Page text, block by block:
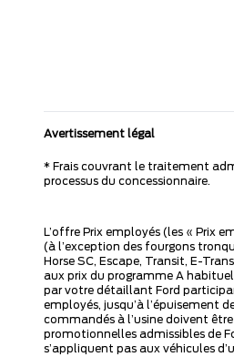
Avertissement légal
* Frais couvrant le traitement
processus du concessionnaire.
L’offre Prix employés (les « Prix
(à l’exception des fourgons
Horse SC, Escape, Transit, E-
aux prix du programme A
par votre détaillant Ford
employés, jusqu’à l’épuisement
commandés à l’usine doivent
promotionnelles admissibles de
s’appliquent pas aux véhicules